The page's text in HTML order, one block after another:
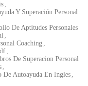
,
Y Superación Personal
De Aptitudes Personales
,
Coaching ,
,
De Superacion Personal
,
De Autoayuda En Ingles ,